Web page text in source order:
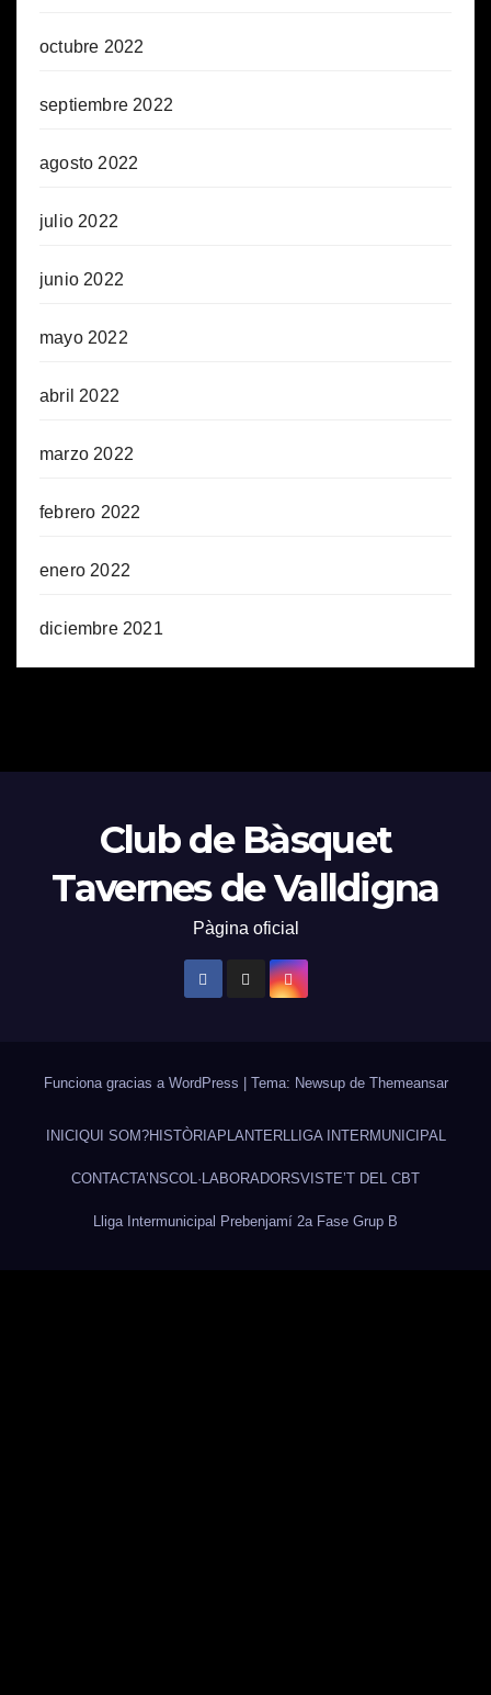
octubre 2022
septiembre 2022
agosto 2022
julio 2022
junio 2022
mayo 2022
abril 2022
marzo 2022
febrero 2022
enero 2022
diciembre 2021
Club de Bàsquet
Tavernes de Valldigna
Pàgina oficial
Funciona gracias a WordPress Tema: Newsup de Themeansar
INICI QUI SOM?HISTÒRIAPLANTERLLIGA INTERMUNICIPAL
CONTACTA’NSCOL·LABORADORSVISTE’T DEL CBT
Lliga Intermunicipal Prebenjamí 2a Fase Grup B